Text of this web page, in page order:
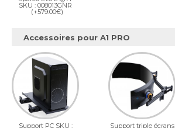
SKU : 008013GNR
(+579.00€)
Accessoires pour A1 PRO
Support PC SKU : Support triple écrans